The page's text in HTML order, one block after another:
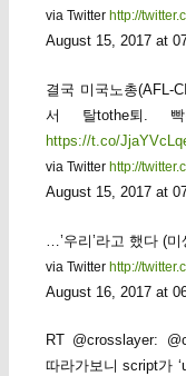
via Twitter http://
August 15, 2017 at
결국 미국노총(AFL-
서 탈tothe퇴.
https://t.co/
via Twitter http://
August 15, 2017 at
…’우리’라고 했다 (미
via Twitter http://
August 16, 2017 at
RT @crosslayer:
따라가보니 script가